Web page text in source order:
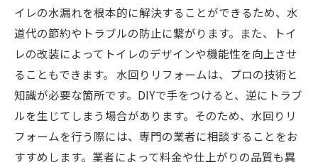
イレの水漏れを根本的に解決することができるため、水
道代の節約やトラブルの防止に繋がります。また、トイ
レの改装によってトイレのデザインや機能性を向上させ
ることもできます。 水回りリフォームは、プロの技術と
知識が必要な箇所です。DIYで手をつけると、逆にトラブ
ルを生じてしまう場合があります。そのため、水回りリ
フォームを行う際には、専門の業者に相談することをお
すすめします。業者によって料金や仕上がりの品質も異